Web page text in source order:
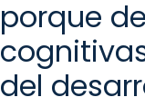
porque
del